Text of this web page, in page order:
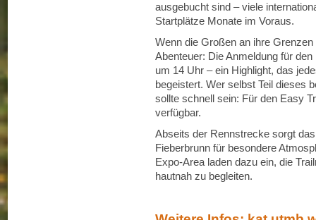
ausgebucht sind – viele
Startplätze Monate im Voraus.
Wenn die Großen an ihre
Abenteuer: Die Anmeldung für
um 14 Uhr – ein Highlight, das
begeistert. Wer selbst Teil dieses
sollte schnell sein: Für den Easy
verfügbar.
Abseits der Rennstrecke sorgt
Fieberbrunn für besondere
Expo-Area laden dazu ein, die
hautnah zu begleiten.